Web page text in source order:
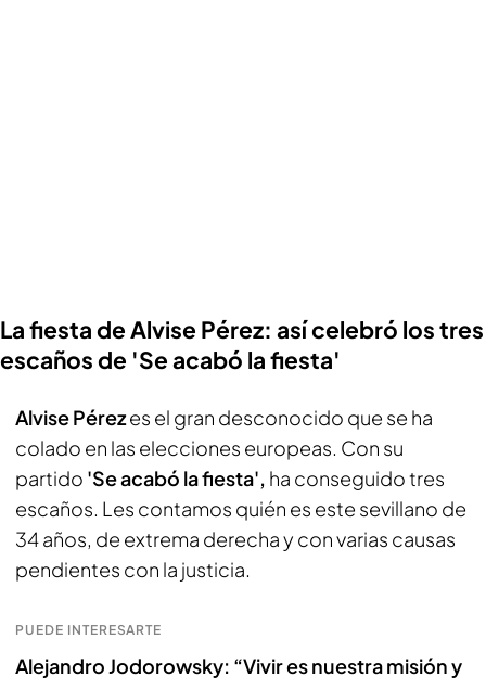
La fiesta de Alvise Pérez: así celebró los tres
escaños de 'Se acabó la fiesta'
Alvise Pérezes el gran desconocido que se ha
colado en las elecciones europeas. Con su
partido 'Se acabó la fiesta', ha conseguido tres
escaños. Les contamos quién es este sevillano de
34 años, de extrema derecha y con varias causas
pendientes con la justicia.
PUEDE INTERESARTE
Alejandro Jodorowsky: “Vivir es nuestra misión y